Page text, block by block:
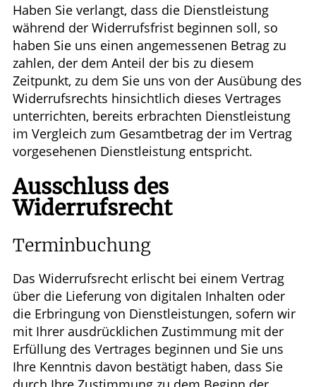
Haben Sie verlangt, dass die Dienstleistung
während der Widerrufsfrist beginnen soll, so
haben Sie uns einen angemessenen Betrag zu
zahlen, der dem Anteil der bis zu diesem
Zeitpunkt, zu dem Sie uns von der Ausübung des
Widerrufsrechts hinsichtlich dieses Vertrages
unterrichten, bereits erbrachten Dienstleistung
im Vergleich zum Gesamtbetrag der im Vertrag
vorgesehenen Dienstleistung entspricht.
Ausschluss des
Widerrufsrecht
Terminbuchung
Das Widerrufsrecht erlischt bei einem Vertrag
über die Lieferung von digitalen Inhalten oder
die Erbringung von Dienstleistungen, sofern wir
mit Ihrer ausdrücklichen Zustimmung mit der
Erfüllung des Vertrages beginnen und Sie uns
Ihre Kenntnis davon bestätigt haben, dass Sie